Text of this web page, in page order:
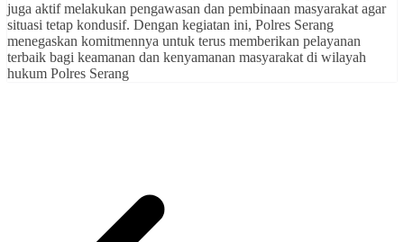
juga aktif melakukan pengawasan dan pembinaan masyarakat agar
situasi tetap kondusif. Dengan kegiatan ini, Polres Serang
menegaskan komitmennya untuk terus memberikan pelayanan
terbaik bagi keamanan dan kenyamanan masyarakat di wilayah
hukum Polres Serang